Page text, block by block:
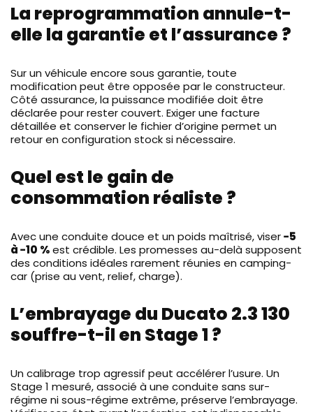
La reprogrammation annule-t-
elle la garantie et l’assurance ?
Sur un véhicule encore sous garantie, toute
modification peut être opposée par le constructeur.
Côté assurance, la puissance modifiée doit être
déclarée pour rester couvert. Exiger une facture
détaillée et conserver le fichier d’origine permet un
retour en configuration stock si nécessaire.
Quel est le gain de
consommation réaliste ?
Avec une conduite douce et un poids maîtrisé, viser−5
à −10 %est crédible. Les promesses au-delà supposent
des conditions idéales rarement réunies en camping-
car (prise au vent, relief, charge).
L’embrayage du Ducato 2.3 130
souffre-t-il en Stage 1 ?
Un calibrage trop agressif peut accélérer l’usure. Un
Stage 1 mesuré, associé à une conduite sans sur-
régime ni sous-régime extrême, préserve l’embrayage.